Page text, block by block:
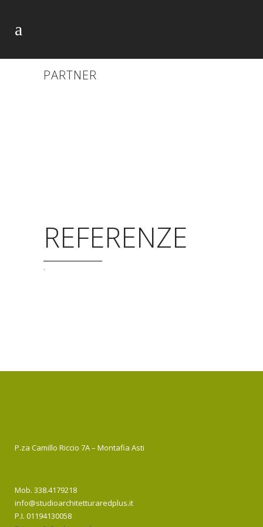
PARTNER
REFERENZE
.
P.za Camillo Riccio 7A – Montafia Asti
Mob. 338.4179218
info@studioarchitetturaredplus.it
P.I. 01194130058